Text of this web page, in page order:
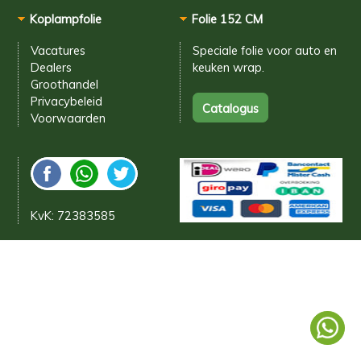
Koplampfolie
Vacatures
Dealers
Groothandel
Privacybeleid
Voorwaarden
Folie 152 CM
Speciale folie voorauto en
keuken wrap.
KvK: 72383585